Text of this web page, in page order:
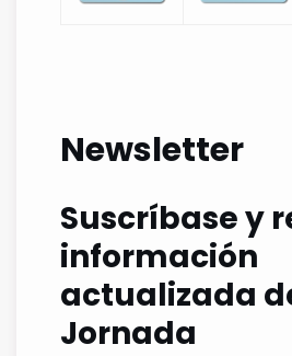
Newsletter
Suscríbase y
información
actualizada
Jornada